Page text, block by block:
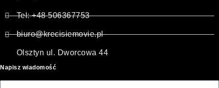
Tel: +48 506367753
biuro@krecisiemovie.pl
Olsztyn ul. Dworcowa 44
Napisz wiadomość